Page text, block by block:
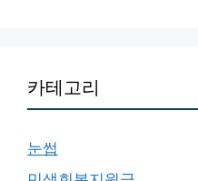
카테고리
눈썹